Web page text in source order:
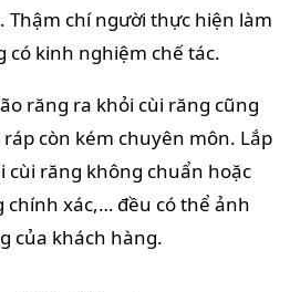
Thậm chí người thực hiện làm
có kinh nghiệm chế tác.
răng ra khỏi cùi răng cũng
còn kém chuyên môn. Lắp
cùi răng không chuẩn hoặc
chính xác,… đều có thể ảnh
của khách hàng.